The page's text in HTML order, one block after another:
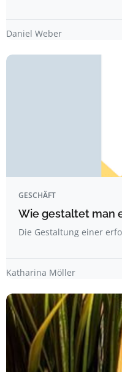
Daniel Weber
GESCHÄFT
Wie gestaltet man
Die Gestaltung einer
Katharina Möller